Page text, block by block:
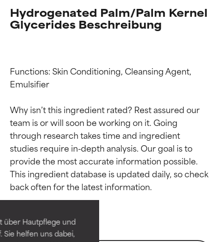
über Hautpflege und
helfen uns dabei,
Hydrogenated Palm/Palm Kernel
Glycerides Beschreibung
Functions: Skin Conditioning, Cleansing Agent,
Emulsifier
Why isn’t this ingredient rated? Rest assured our
team is or will soon be working on it. Going
through research takes time and ingredient
studies require in-depth analysis. Our goal is to
provide the most accurate information possible.
This ingredient database is updated daily, so check
Bewertung der
Inhaltsstoffe
Erwiesen und durch
unabhängige Studien belegt.
Bewertung der
Inhaltsstoffe
Erwiesen und durch
unabhängige Studien belegt.